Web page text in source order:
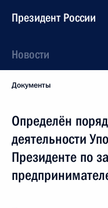
Президент России
Новости
Документы
Определён
деятельности
Президенте по